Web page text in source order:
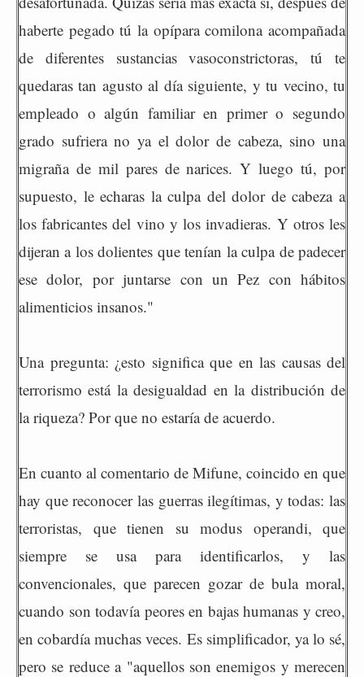
haberte pegado tú la opípara comilona acompañada
de diferentes sustancias vasoconstrictoras, tú te
quedaras tan agusto al día siguiente, y tu vecino, tu
empleado o algún familiar en primer o segundo
grado sufriera no ya el dolor de cabeza, sino una
migraña de mil pares de narices. Y luego tú, por
supuesto, le echaras la culpa del dolor de cabeza a
los fabricantes del vino y los invadieras. Y otros les
dijeran a los dolientes que tenían la culpa de padecer
ese dolor, por juntarse con un Pez con hábitos
alimenticios insanos."
Una pregunta: ¿esto significa que en las causas del
terrorismo está la desigualdad en la distribución de
la riqueza? Por que no estaría de acuerdo.
En cuanto al comentario de Mifune, coincido en que
hay que reconocer las guerras ilegítimas, y todas: las
terroristas, que tienen su modus operandi, que
siempre se usa para identificarlos, y las
convencionales, que parecen gozar de bula moral,
cuando son todavía peores en bajas humanas y creo,
en cobardía muchas veces. Es simplificador, ya lo sé,
pero se reduce a "aquellos son enemigos y merecen